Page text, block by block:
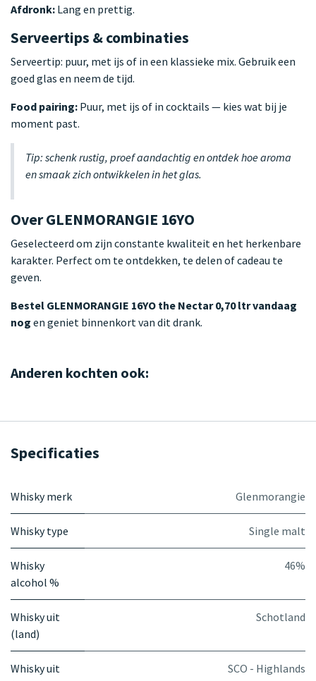
Afdronk: Lang en prettig.
Serveertips & combinaties
Serveertip: puur, met ijs of in een klassieke mix. Gebruik een
goed glas en neem de tijd.
Food pairing: Puur, met ijs of in cocktails — kies wat bij je
moment past.
Tip: schenk rustig, proef aandachtig en ontdek hoe aroma
en smaak zich ontwikkelen in het glas.
Over GLENMORANGIE 16YO
Geselecteerd om zijn constante kwaliteit en het herkenbare
karakter. Perfect om te ontdekken, te delen of cadeau te
geven.
Bestel GLENMORANGIE 16YO the Nectar 0,70 ltr vandaag
nog en geniet binnenkort van dit drank.
Anderen kochten ook:
Specificaties
Whisky merk Glenmorangie
Whisky type Single malt
Whisky
alcohol %
46%
Whisky uit
(land)
Schotland
Whisky uit
SCO - Highlands